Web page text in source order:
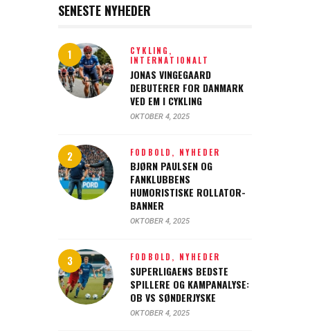
SENESTE NYHEDER
CYKLING,
INTERNATIONALT
JONAS VINGEGAARD
DEBUTERER FOR DANMARK
VED EM I CYKLING
OKTOBER 4, 2025
FODBOLD, NYHEDER
BJØRN PAULSEN OG
FANKLUBBENS
HUMORISTISKE ROLLATOR-
BANNER
OKTOBER 4, 2025
FODBOLD, NYHEDER
SUPERLIGAENS BEDSTE
SPILLERE OG KAMPANALYSE:
OB VS SØNDERJYSKE
OKTOBER 4, 2025